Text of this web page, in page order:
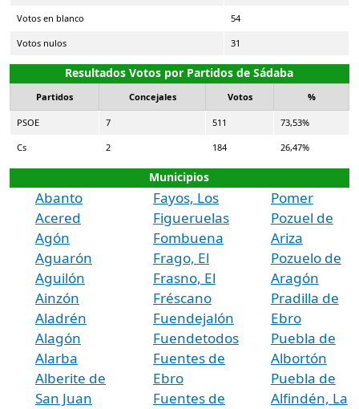
Votos en blanco 54
Votos nulos 31
Resultados Votos por Partidos de Sádaba
Partidos Concejales Votos %
PSOE 7 511 73,53%
Cs 2 184 26,47%
Municipios
Abanto
Acered
Agón
Aguarón
Aguilón
Ainzón
Aladrén
Alagón
Alarba
Alberite de
San Juan
Fayos, Los
Figueruelas
Fombuena
Frago, El
Frasno, El
Fréscano
Fuendejalón
Fuendetodos
Fuentes de
Ebro
Fuentes de
Pomer
Pozuel de
Ariza
Pozuelo de
Aragón
Pradilla de
Ebro
Puebla de
Albortón
Puebla de
Alfindén, La